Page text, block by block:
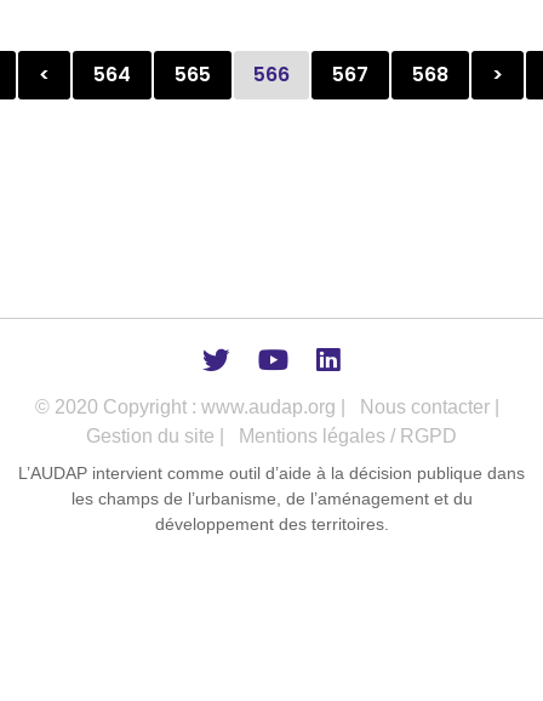
< 564 565 566 567 568 >
© 2020 Copyright : www.audap.org |
Nous contacter |
Gestion du site |
Mentions légales / RGPD
L’AUDAP intervient comme outil d’aide à la décision publique dans
les champs de l’urbanisme, de l’aménagement et du
développement des territoires.